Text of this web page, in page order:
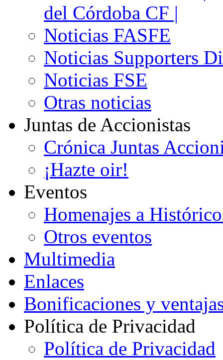
del Córdoba CF |
Noticias FASFE
Noticias Supporters
Noticias FSE
Otras noticias
Juntas de Accionistas
Crónica Juntas
¡Hazte oir!
Eventos
Homenajes a
Otros eventos
Multimedia
Enlaces
Bonificaciones y
Política de Privacidad
Política de Privacidad